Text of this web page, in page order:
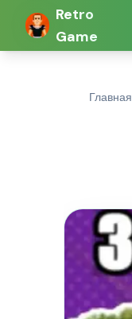
Retro
Game
Главная